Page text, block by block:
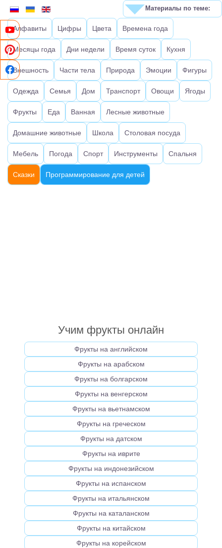
Алфавиты Цифры Цвета Времена года
Месяцы года Дни недели Время суток Кухня
Внешность Части тела Природа Эмоции Фигуры
Одежда Семья Дом Транспорт Овощи Ягоды
Фрукты Еда Ванная Лесные животные
Домашние животные Школа Столовая посуда
Мебель Погода Спорт Инструменты Спальня
Сказки Программирование для детей
Учим фрукты онлайн
Фрукты на английском
Фрукты на арабском
Фрукты на болгарском
Фрукты на венгерском
Фрукты на вьетнамском
Фрукты на греческом
Фрукты на датском
Фрукты на иврите
Фрукты на индонезийском
Фрукты на испанском
Фрукты на итальянском
Фрукты на каталанском
Фрукты на китайском
Фрукты на корейском
Материалы по теме: